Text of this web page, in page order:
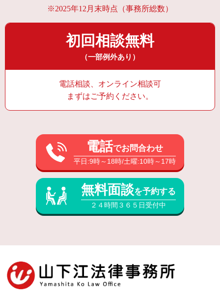
※2025年12月末時点（事務所総数）
初回相談無料
（一部例外あり）
電話相談、オンライン相談可
まずはご予約ください。
電話でお問合わせ
平日:9時～18時/土曜:10時～17時
無料面談を予約する
２４時間３６５日受付中